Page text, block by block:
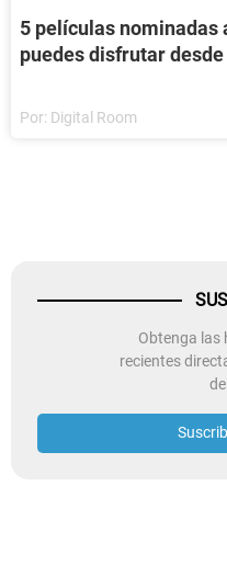
5 películas nominadas
puedes disfrutar
Por: Digital Room
Obtenga las
recientes